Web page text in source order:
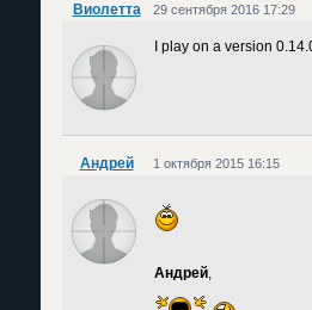
Виолетта 29 сентября 2016 17:29
I play on a version
Андрей 1 октября 2015 16:15
Андрей,